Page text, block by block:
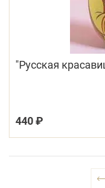
"Русская
440 ₽